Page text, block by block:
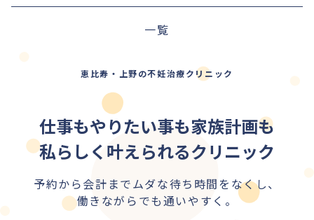
一覧
恵比寿・上野の不妊治療クリニック
仕事もやりたい事も家族計画も
私らしく叶えられるクリニック
予約から会計までムダな待ち時間をなくし、
働きながらでも通いやすく。